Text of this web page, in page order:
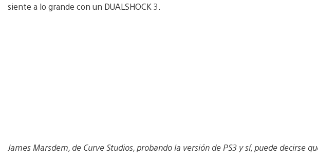
siente a lo grande con un DUALSHOCK 3.
James Marsdem, de Curve Studios, probando la versión de PS3 y sí, puede decirse